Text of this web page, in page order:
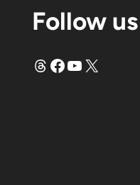
Follow us
Threads
Facebook
YouTube
X